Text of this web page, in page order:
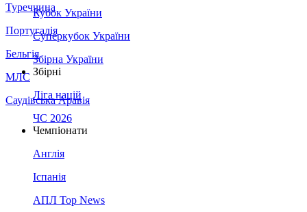
Туреччина
Португалія
Бельгія
МЛС
Саудівська Аравія
Кубок України
Суперкубок України
Збірна України
Збірні
Ліга націй
ЧС 2026
Чемпіонати
Англія
Іспанія
АПЛ Top News